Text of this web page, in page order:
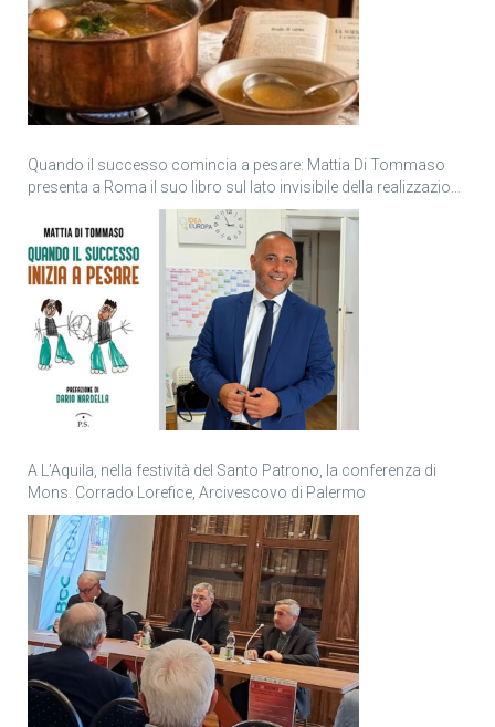
Quando il successo comincia a pesare: Mattia Di Tommaso
presenta a Roma il suo libro sul lato invisibile della realizzazione
A L’Aquila, nella festività del Santo Patrono, la conferenza di
Mons. Corrado Lorefice, Arcivescovo di Palermo